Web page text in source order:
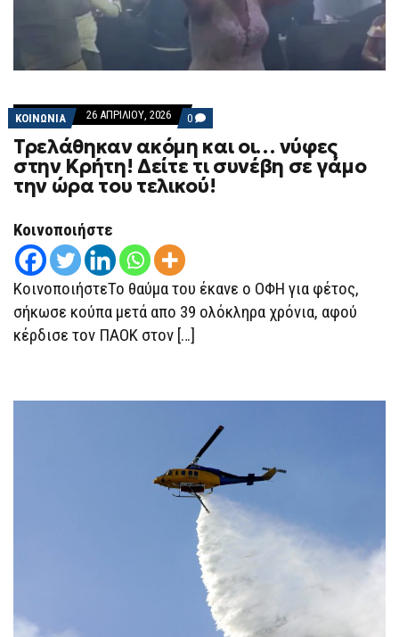
ΚΟΙΝΩΝΙΑ 26 ΑΠΡΙΛΊΟΥ, 2026 0 COMMENTS
ON
ΤΡΕΛΆΘΗΚΑΝ
ΑΚΌΜΗ
ΚΑΙ
ΟΙ…
ΣΕ
ΓΆΜΟ
ΤΗΝ
ΏΡΑ
Τρελάθηκαν ακόμη και οι… νύφες
στην Κρήτη! Δείτε τι συνέβη σε γάμο
την ώρα του τελικού!
Κοινοποιήστε
ΚοινοποιήστεΤο θαύμα του έκανε ο ΟΦΗ για φέτος,
σήκωσε κούπα μετά απο 39 ολόκληρα χρόνια, αφού
κέρδισε τον ΠΑΟΚ στον […]